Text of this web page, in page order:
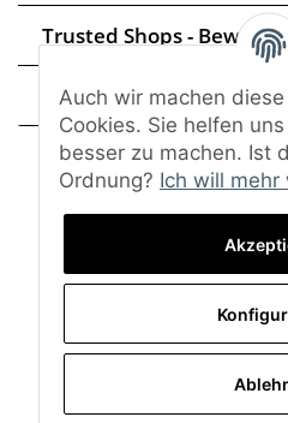
Trusted Shops -
Frage zum Artikel
Auch wir machen
Cookies. Sie helfen
besser zu machen. Ist
Ordnung? Ich will mehr